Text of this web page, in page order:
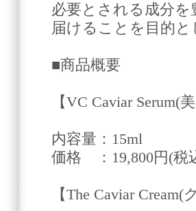
必要とされる成分
届けることを目的
■商品概要
【VC Caviar Serum(
内容量：15ml
価格 ：19,800円(税
【The Caviar Cream(